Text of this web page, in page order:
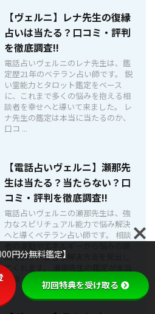
【ヴェルニ】レナ先生の復縁
占いは当たる？口コミ・評判
を徹底調査!!
電話占いヴェルニのレナ先生は、鑑
定歴21年のベテラン占い師です。 鋭
い霊能力とタロット鑑定をベース
に、これまで多くの悩みを抱える相
談者を幸せへと導いて来ました。 レ
ナ先生の鑑定は本当に当たるのか、
口コ ...
【電話占いヴェルニ】瀬那先
生は当たる？当たらない？口
コミ・評判を徹底調査!!
電話占いヴェルニの瀬那先生は、強
力なスピリチュアル能力で悩み解決
へと導くベテラン占い師です。 相談
因を探り、最善な解決方法を見出し
てくれます。 瀬那先生の鑑定が本当
に当 ...
円分無料鑑定】
初回特典を受け取る